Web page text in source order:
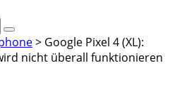
Suche
> Google Pixel 4 (XL):
nicht überall funktionieren